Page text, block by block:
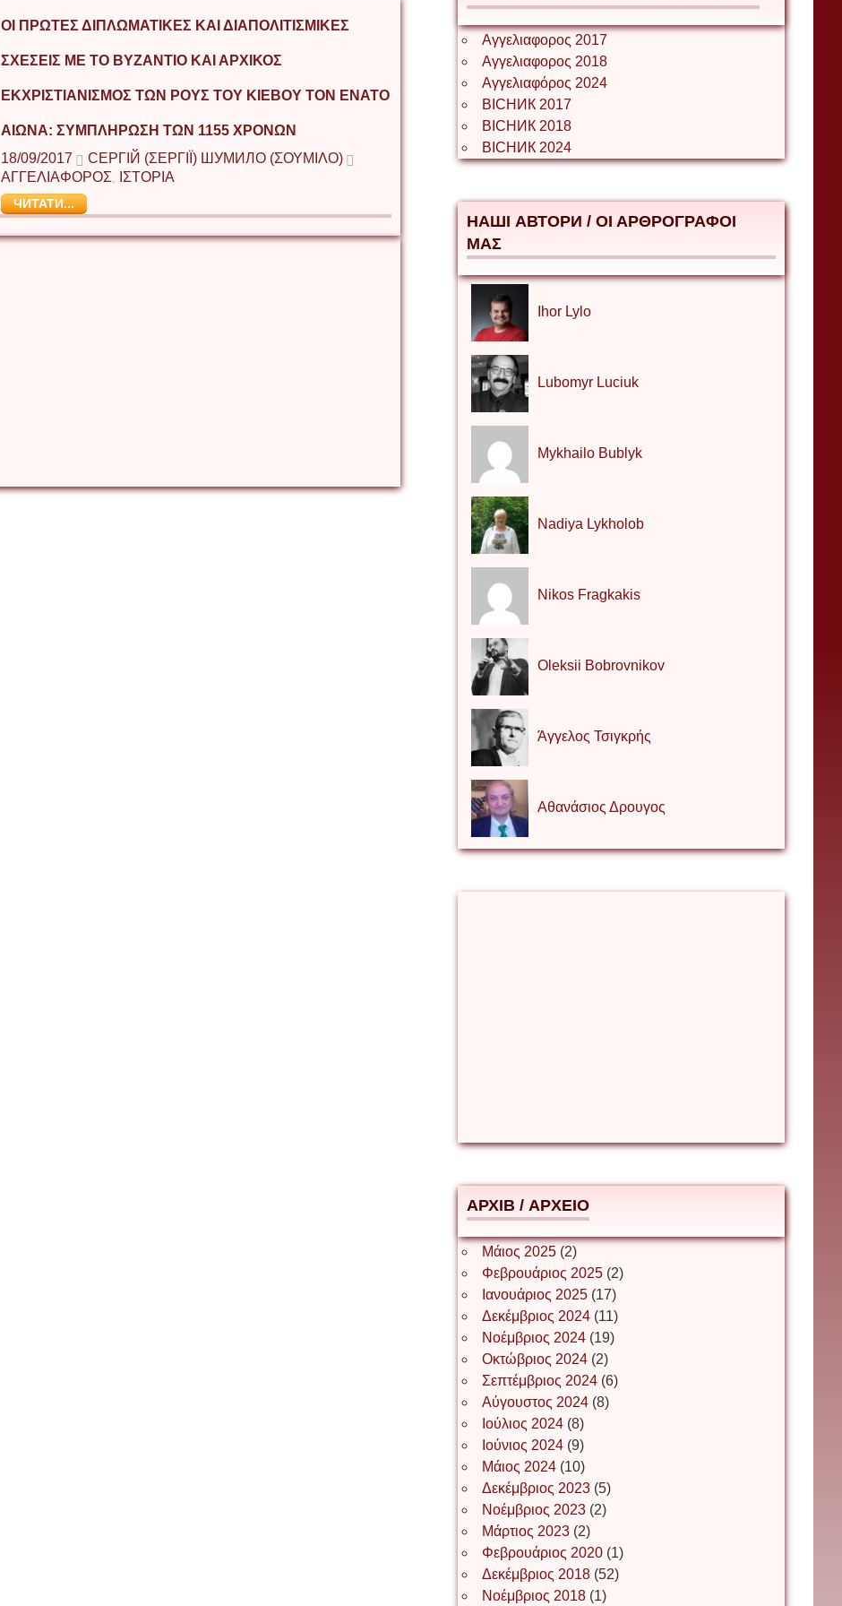
ΟΙ ΠΡΏΤΕΣ ΔΙΠΛΩΜΑΤΙΚΈΣ ΚΑΙ ΔΙΑΠΟΛΙΤΙΣΜΙΚΈΣ
ΣΧΈΣΕΙΣ ΜΕ ΤΟ ΒΥΖΆΝΤΙΟ ΚΑΙ ΑΡΧΙΚΌΣ
ΕΚΧΡΙΣΤΙΑΝΙΣΜΌΣ ΤΩΝ ΡΟΥΣ ΤΟΥ ΚΙΈΒΟΥ ΤΟΝ ΈΝΑΤΟ
ΑΙΏΝΑ: ΣΥΜΠΛΉΡΩΣΗ ΤΩΝ 1155 ΧΡΌΝΩΝ
18/09/2017
СЕРГІЙ (ΣΕΡΓΊΙ) ШУМИЛО (ΣΟΥΜΊΛΟ)
ΑΓΓΕΛΙΑΦΟΡΟΣ
ΙΣΤΟΡΙΑ
ЧИТАТИ...
Αγγελιαφορος 2017
Αγγελιαφορος 2018
Αγγελιαφόρος 2024
ВІСНИК 2017
ВІСНИК 2018
ВІСНИК 2024
НАШІ АВТОРИ / ΟΙ ΑΡΘΡΟΓΡΑΦΟΙ
ΜΑΣ
Ihor Lylo
Lubomyr Luciuk
Mykhailo Bublyk
Nadiya Lykholob
Nikos Fragkakis
Oleksii Bobrovnikov
Άγγελος Τσιγκρής
Αθανάσιος Δρουγος
Δημήτριος Ζακοντινός
ΕΥΑΓΓΕΛΟΣ ΜΩΚΟΣ
Ιωάννης Σ. Παπαφλωράτος
ΝΙΚΟΣ ΓΑΤΟΣ
Νίκος Λυγερός
АРХІВ / ΑΡΧΕΙΟ
Μάιος 2025 (2)
Φεβρουάριος 2025 (2)
Ιανουάριος 2025 (17)
Δεκέμβριος 2024 (11)
Νοέμβριος 2024 (19)
Οκτώβριος 2024 (2)
Σεπτέμβριος 2024 (6)
Αύγουστος 2024 (8)
Ιούλιος 2024 (8)
Ιούνιος 2024 (9)
Μάιος 2024 (10)
Δεκέμβριος 2023 (5)
Νοέμβριος 2023 (2)
Μάρτιος 2023 (2)
Φεβρουάριος 2020 (1)
Δεκέμβριος 2018 (52)
Νοέμβριος 2018 (1)